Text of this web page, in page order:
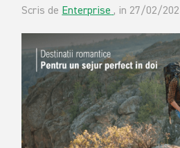
Scris de Enterprise , in 27/02/